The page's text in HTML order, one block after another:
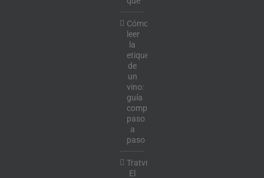
Cómo
leer
la
etiqueta
de
un
vino:
guía
completa
paso
a
paso
Tratvm:
El